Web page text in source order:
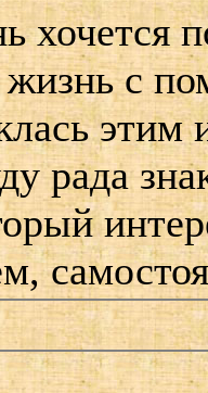
хочется
с
этим
рада